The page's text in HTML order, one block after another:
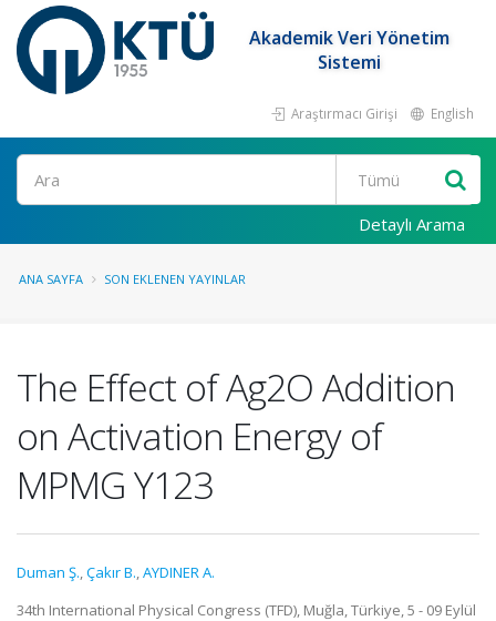
Akademik Veri Yönetim
Sistemi
Araştırmacı Girişi English
Ara
Detaylı Arama
ANA SAYFA SON EKLENEN YAYINLAR
The Effect of Ag2O Addition
on Activation Energy of
MPMG Y123
Duman Ş.,Çakır B.,AYDINER A.
34th International Physical Congress (TFD), Muğla, Türkiye, 5 - 09 Eylül